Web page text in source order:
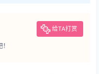
给TA打赏